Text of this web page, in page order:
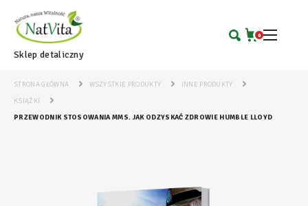
Sklep detaliczny
0
STRONA GŁÓWNA WSZYSTKIE PRODUKTY
INNE PRODUKTY
KSIĄŻKI
PRZEWODNIK STOSOWANIA MMS. JAK ODZYSKAĆ ZDROWIE HUMBLE LLOYD